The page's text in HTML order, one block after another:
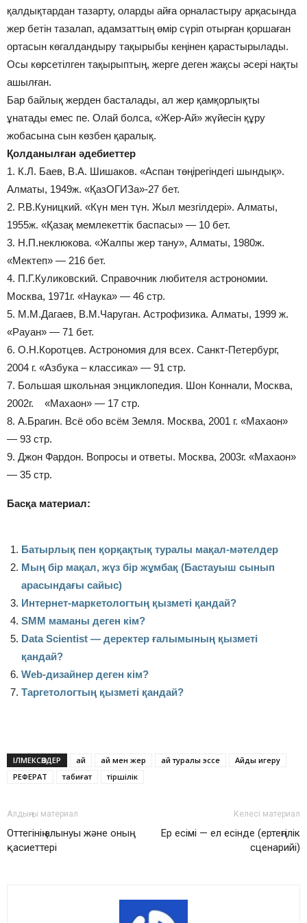
қалдықтардан тазарту, оларды айға орналастыру арқасында
жер бетін тазалап, адамзаттың өмір сүріп отырған қоршаған
ортасын көгалдандыру тақырыбы кеңінен қарастырылады.
Осы көрсетілген тақырыптың, жерге деген жақсы әсері нақты
ашылған.
Бар байлық жерден басталады, ал жер қамқорлықты
ұнатады емес пе. Олай болса, «Жер-Ай» жүйесін құру
жобасына сын көзбен қаралық.
Қолданылған әдебиеттер
1. К.Л. Баев, В.А. Шишаков. «Аспан төңірегіндегі шындық».
Алматы, 1949ж. «ҚазОГИЗа»-27 бет.
2. Р.В.Куницкий. «Күн мен түн. Жыл мезгілдері». Алматы,
1955ж. «Қазақ мемлекеттік баспасы» — 10 бет.
3. Н.П.неклюкова. «Жалпы жер тану», Алматы, 1980ж.
«Мектеп» — 216 бет.
4. П.Г.Куликовский. Справочник любителя астрономии.
Москва, 1971г. «Наука» — 46 стр.
5. М.М.Дагаев, В.М.Чаруган. Астрофизика. Алматы, 1999 ж.
«Рауан» — 71 бет.
6. О.Н.Коротцев. Астрономия для всех. Санкт-Петербург,
2004 г. «Азбука – классика» — 91 стр.
7. Большая школьная энциклопедия. Шон Коннали, Москва,
2002г. «Махаон» — 17 стр.
8. А.Брагин. Всё обо всём Земля. Москва, 2001 г. «Махаон»
— 93 стр.
9. Джон Фардон. Вопросы и ответы. Москва, 2003г. «Махаон»
— 35 стр.
Басқа материал:
Батырлық пен қорқақтық туралы мақал-мәтелдер
Мың бір мақал, жүз бір жұмбақ (Бастауыш сынып
арасындағы сайыс)
Интернет-маркетологтың қызметі қандай?
SMM маманы деген кім?
Data Scientist — деректер ғалымының қызметі
қандай?
Web-дизайнер деген кім?
Таргетологтың қызметі қандай?
ІЛМЕКСӨЗДЕР ай ай мен жер ай туралы эссе
Айды игеру
РЕФЕРАТ
табиғат тіршілік
Алдыңғы материал
Оттегінің алынуы және оның
қасиеттері
Келесі материал
Ер есімі — ел есінде (ертеңгілік
сценарийі)